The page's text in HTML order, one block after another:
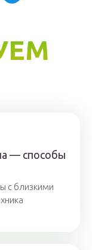
— способы
с близкими